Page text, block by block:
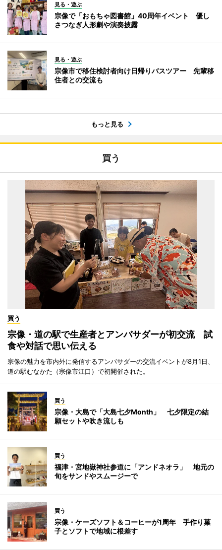
見る・遊ぶ
宗像で「おもちゃ図書館」40周年イベント 優し
さつなぎ人形劇や演奏披露
見る・遊ぶ
宗像市で移住検討者向け日帰りバスツアー 先輩移
住者との交流も
もっと見る
買う
買う
宗像・道の駅で生産者とアンバサダーが初交流 試
食や対話で思い伝える
宗像の魅力を市内外に発信するアンバサダーの交流イベントが8月1日、
道の駅むなかた（宗像市江口）で初開催された。
買う
宗像・大島で「大島七夕Month」 七夕限定の結
願セットや吹き流しも
買う
福津・宮地嶽神社参道に「アンドネオラ」 地元の
旬をサンドやスムージーで
買う
宗像・ケーズソフト＆コーヒーが1周年 手作り菓
子とソフトで地域に根差す